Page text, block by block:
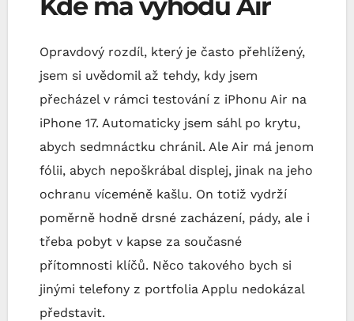
Opravdový rozdíl, který je často přehlížený,
jsem si uvědomil až tehdy, kdy jsem
přecházel v rámci testování z iPhonu Air na
iPhone 17. Automaticky jsem sáhl po krytu,
abych sedmnáctku chránil. Ale Air má jenom
fólii, abych nepoškrábal displej, jinak na jeho
ochranu víceméně kašlu. On totiž vydrží
poměrně hodně drsné zacházení, pády, ale i
třeba pobyt v kapse za současné
přítomnosti klíčů. Něco takového bych si
jinými telefony z portfolia Applu nedokázal
představit.